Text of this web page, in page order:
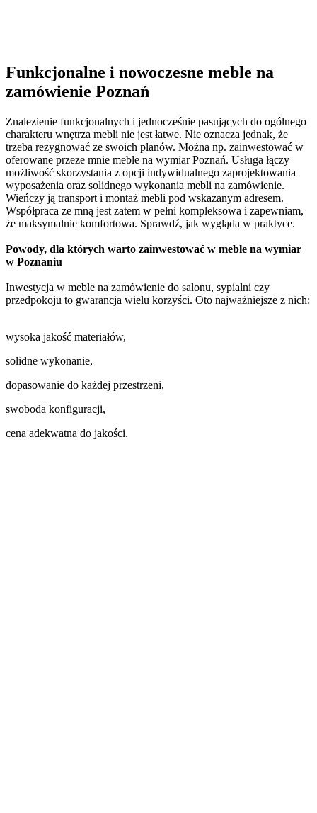
Funkcjonalne i nowoczesne meble na
zamówienie Poznań
Znalezienie funkcjonalnych i jednocześnie pasujących do ogólnego
charakteru wnętrza mebli nie jest łatwe. Nie oznacza jednak, że
trzeba rezygnować ze swoich planów. Można np. zainwestować w
oferowane przeze mnie meble na wymiar Poznań. Usługa łączy
możliwość skorzystania z opcji indywidualnego zaprojektowania
wyposażenia oraz solidnego wykonania mebli na zamówienie.
Wieńczy ją transport i montaż mebli pod wskazanym adresem.
Współpraca ze mną jest zatem w pełni kompleksowa i zapewniam,
że maksymalnie komfortowa. Sprawdź, jak wygląda w praktyce.
Powody, dla których warto zainwestować w meble na wymiar
w Poznaniu
Inwestycja w meble na zamówienie do salonu, sypialni czy
przedpokoju to gwarancja wielu korzyści. Oto najważniejsze z nich:
wysoka jakość materiałów,
solidne wykonanie,
dopasowanie do każdej przestrzeni,
swoboda konfiguracji,
cena adekwatna do jakości.